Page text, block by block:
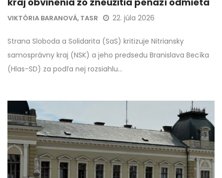
VIKTÓRIA BARANOVÁ, TASR 22. júla 2026
Strana Sloboda a Solidarita (SaS) kritizuje Nitriansky
samosprávny kraj (NSK) a jeho predsedu Branislava Becíka
(Hlas-SD) za podľa nej rozsiahlu…